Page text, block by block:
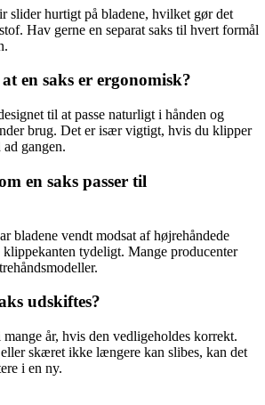
slider hurtigt på bladene, hvilket gør det
Hav gerne en separat saks til hvert formål
en saks er ergonomisk?
til at passe naturligt i hånden og
brug. Det er især vigtigt, hvis du klipper
gangen.
en saks passer til
bladene vendt modsat af højrehåndede
klippekanten tydeligt. Mange producenter
udskiftes?
år, hvis den vedligeholdes korrekt.
skæret ikke længere kan slibes, kan det
i en ny.